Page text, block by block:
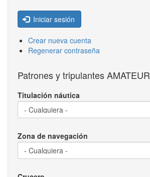
Iniciar sesión
Crear nueva cuenta
Regenerar contraseña
Patrones y tripulantes AMATEUR
Titulación náutica
Zona de navegación